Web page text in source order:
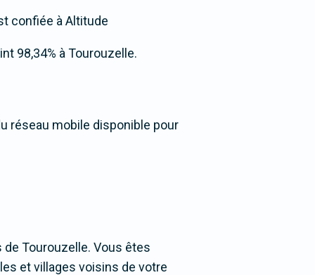
confiée à Altitude
98,34% à Tourouzelle.
réseau mobile disponible pour
Tourouzelle. Vous êtes
et villages voisins de votre